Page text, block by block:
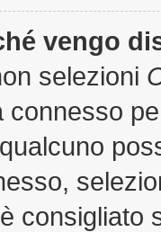
vengo
selezioni
connesso
consigliato